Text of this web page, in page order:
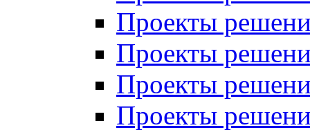
Проекты
Проекты
Проекты
Проекты